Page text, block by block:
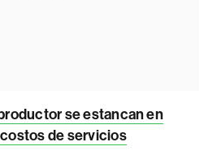
se estancan en
costos de servicios